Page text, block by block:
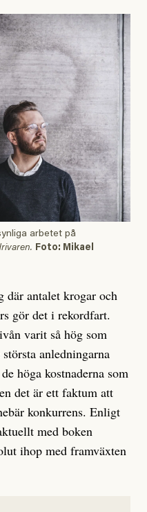
arbetet på
Foto: Mikael
där antalet krogar och
gör det i rekordfart.
varit så hög som
anledningarna
höga kostnaderna som
det är ett faktum att
konkurrens. Enligt
med boken
ihop med framväxten